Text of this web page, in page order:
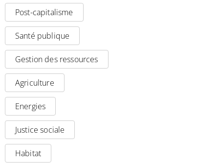
Post-capitalisme
Santé publique
Gestion des ressources
Agriculture
Energies
Justice sociale
Habitat